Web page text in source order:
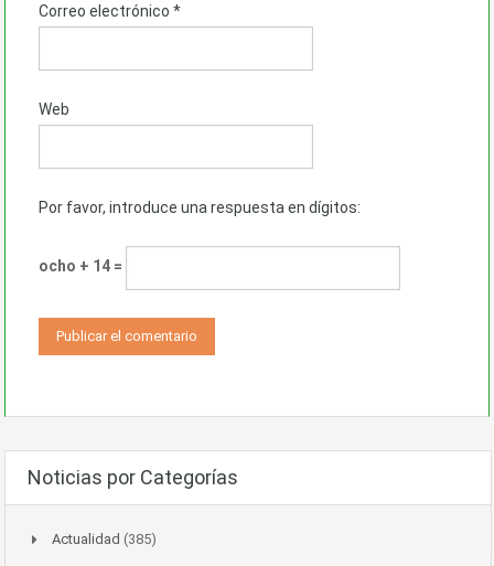
Correo electrónico *
Web
Por favor, introduce una respuesta en dígitos:
ocho + 14 =
Noticias por Categorías
Actualidad (385)